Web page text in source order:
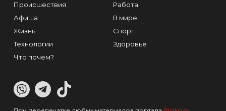
Происшествия
Афиша
Жизнь
Технологии
Что почем?
Работа
В мире
Спорт
Здоровье